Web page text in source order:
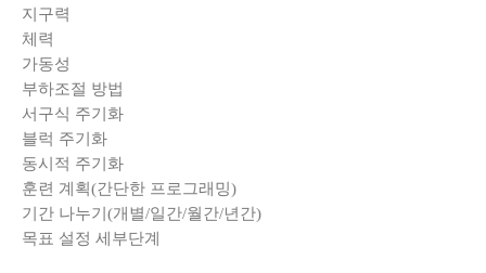
지구력
체력
가동성
부하조절 방법
서구식 주기화
블럭 주기화
동시적 주기화
훈련 계획(간단한 프로그래밍)
기간 나누기(개별/일간/월간/년간)
목표 설정 세부단계